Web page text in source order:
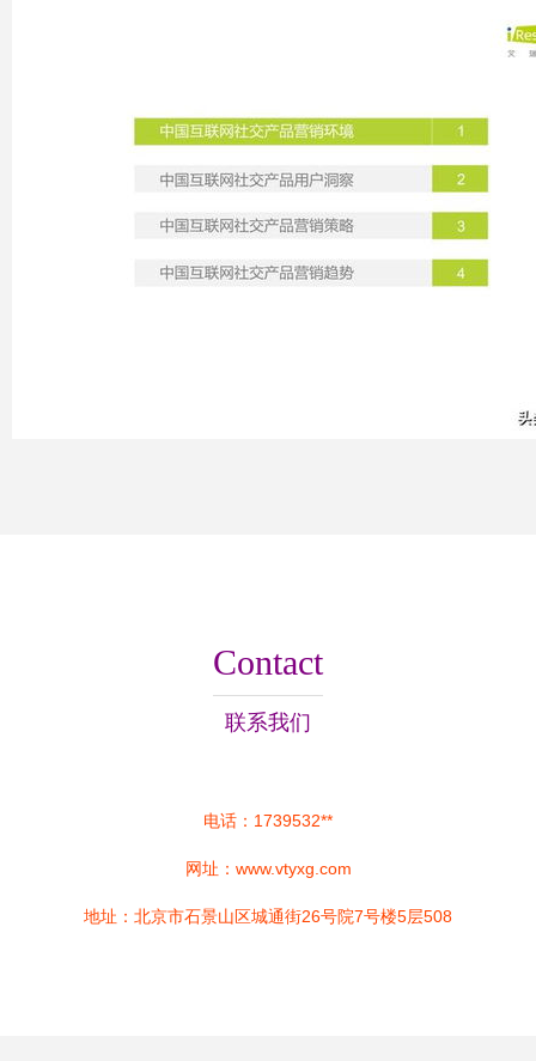
Contact
联系我们
电话：1739532**
网址： www.vtyxg.com
地址：北京市石景山区城通街26号院7号楼5层508